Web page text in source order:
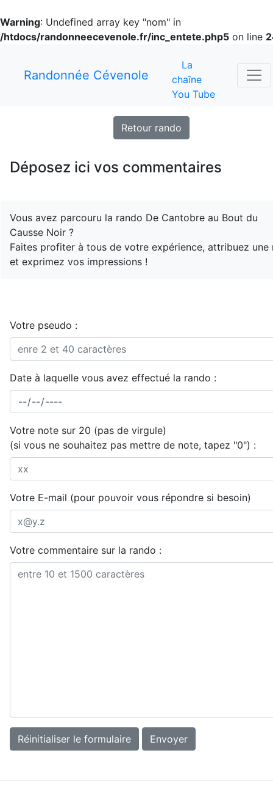
Warning: Undefined array key "nom" in
/htdocs/randonneecevenole.fr/inc_entete.php5 on line
Randonnée Cévenole
La
chaîne
You Tube
Retour rando
Déposez ici vos commentaires
Vous avez parcouru la rando De Cantobre au Bout du
Causse Noir ?
Faites profiter à tous de votre expérience, attribuez une
et exprimez vos impressions !
Votre pseudo :
Date à laquelle vous avez effectué la rando :
Votre note sur 20 (pas de virgule)
(si vous ne souhaitez pas mettre de note, tapez "0") :
Votre E-mail (pour pouvoir vous répondre si besoin)
Votre commentaire sur la rando :
Réinitialiser le formulaire Envoyer